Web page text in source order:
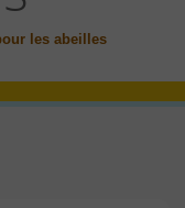
les abeilles